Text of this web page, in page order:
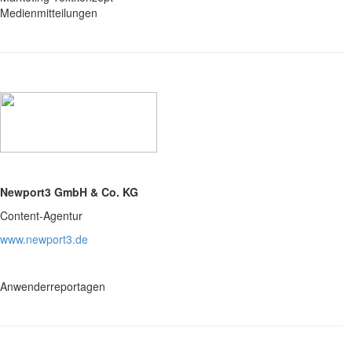
Medienmitteilungen
Newport3 GmbH & Co. KG
Content-Agentur
www.newport3.de
Anwenderreportagen